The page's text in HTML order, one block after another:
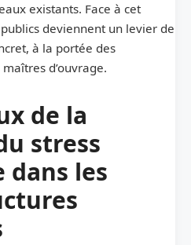
existants. Face à cet
deviennent un levier de
à la portée des
d’ouvrage.
de la
stress
dans les